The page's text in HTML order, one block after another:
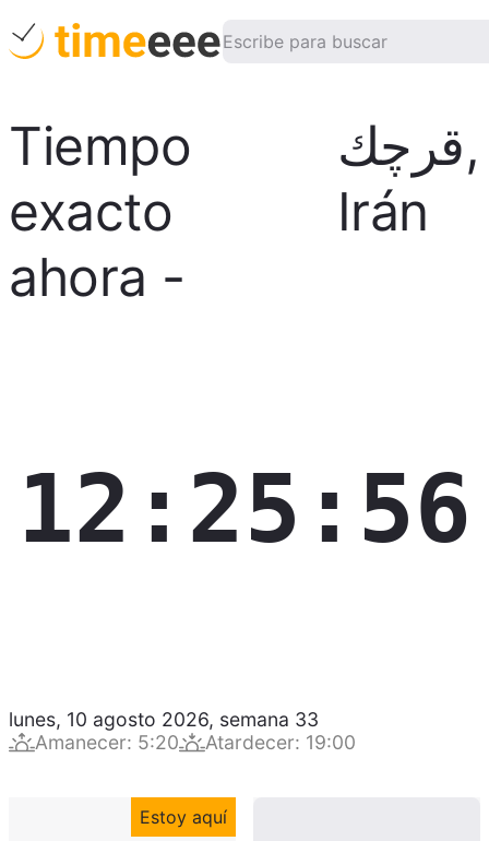
Tiempo
exacto
ahora -
قرچك,
Irán
12:25:57
lunes, 10 agosto 2026, semana 33
Amanecer: 5:20 Atardecer: 19:00
Estoy aquí